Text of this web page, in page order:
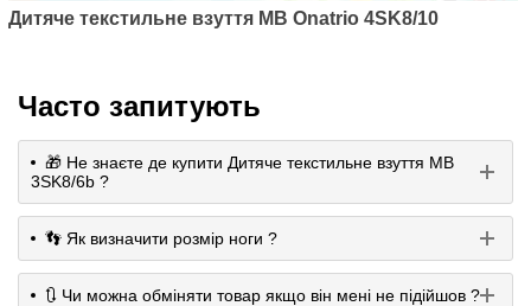
Дитяче текстильне взуття MB Onatrio 4SK8/10
Часто запитують
🎁 Не знаєте де купити Дитяче текстильне взуття MB
3SK8/6b ?
👣 Як визначити розмір ноги ?
🔃 Чи можна обміняти товар якщо він мені не підійшов ?